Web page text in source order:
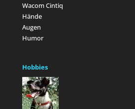
Wacom Cintiq
Hände
Augen
Humor
Hobbies